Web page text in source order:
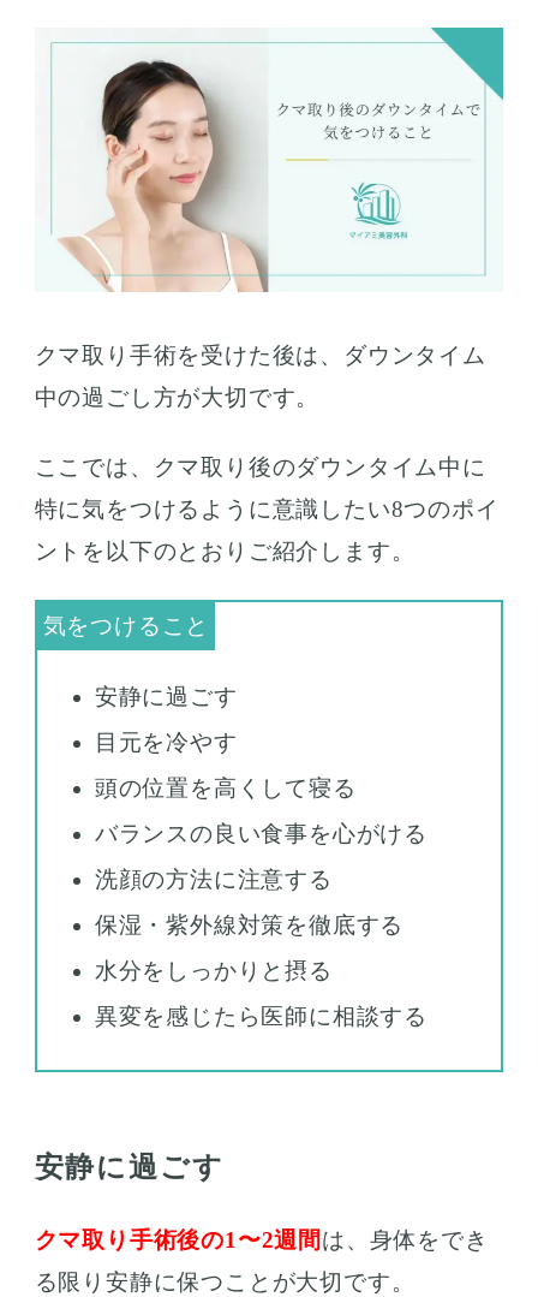
クマ取り手術を受けた後は、ダウンタイム
中の過ごし方が大切です。
ここでは、クマ取り後のダウンタイム中に
特に気をつけるように意識したい8つのポイ
ントを以下のとおりご紹介します。
安静に過ごす
目元を冷やす
頭の位置を高くして寝る
バランスの良い食事を心がける
洗顔の方法に注意する
保湿・紫外線対策を徹底する
水分をしっかりと摂る
異変を感じたら医師に相談する
安静に過ごす
クマ取り手術後の1〜2週間は、身体をでき
る限り安静に保つことが大切です。